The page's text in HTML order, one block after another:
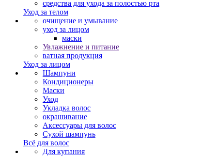
средства для ухода за полостью рта
Уход за телом
очищение и умывание
уход за лицом
маски
Увлажнение и питание
ватная продукция
Уход за лицом
Шампуни
Кондиционеры
Маски
Уход
Укладка волос
окрашивание
Аксессуары для волос
Сухой шампунь
Всё для волос
Для купания